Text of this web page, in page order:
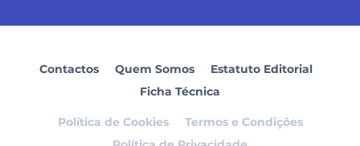
Contactos Quem Somos
Estatuto Editorial
Ficha Técnica
Política de Cookies
Termos e Condições